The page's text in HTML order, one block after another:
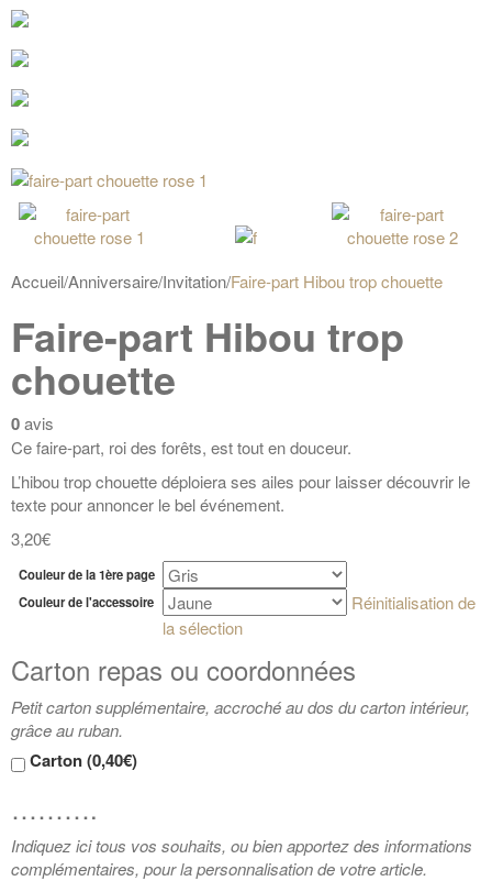
Accueil/Anniversaire/Invitation/Faire-part Hibou trop chouette
Faire-part Hibou trop
chouette
0avis
Ce faire-part, roi des forêts, est tout en douceur.
L’hibou trop chouette déploiera ses ailes pour laisser découvrir le
texte pour annoncer le bel événement.
3,20€
Couleur de la 1ère page
Couleur de l'accessoire
Réinitialisation de
la sélection
Carton repas ou coordonnées
Petit carton supplémentaire, accroché au dos du carton intérieur,
grâce au ruban.
Carton (0,40€)
……….
Indiquez ici tous vos souhaits, ou bien apportez des informations
complémentaires, pour la personnalisation de votre article.